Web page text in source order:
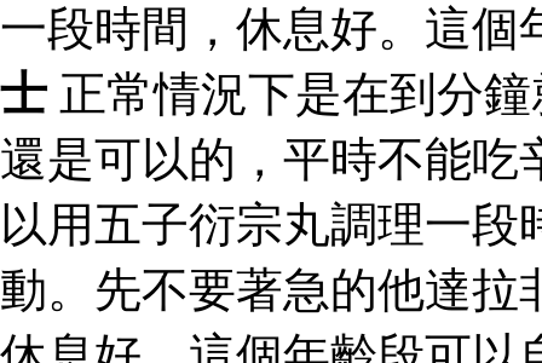
一段時間，休息好。這
士 正常情況下是在到分
還是可以的，平時不能吃
以用五子衍宗丸調理一
動。先不要著急的他達拉